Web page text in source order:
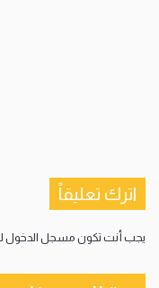
اترك تعليقاً
يجب أنت تكون مسجل الدخول